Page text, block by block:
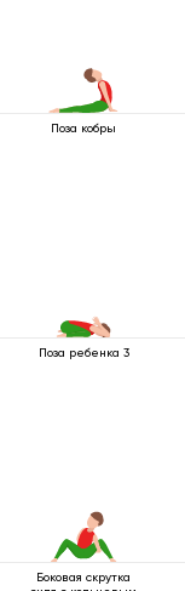
Поза кобры
Поза ребенка 3
Боковая скрутка